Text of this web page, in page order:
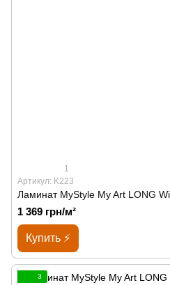
1
Артикул: K223
Ламинат MyStyle My Art LONG
1 369 грн/м²
Купить ⚡
3